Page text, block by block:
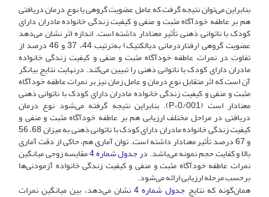
بنابراین می‌توان نتیجه گرفت که عامل عضویت گروهی یا نوع درمان دریافتی
هم بر عاطفه خودآگاه مثبت و منفی و کیفیت زندگی خانواده مادران دارای
کودک با ناتوانی ذهنی تأثیر معنادار داشته است. اندازه اثر نشان می‌دهد
عضویت گروهی (رفتاردرمانی دیالکتیک) به‌ترتیب 44، 37 و 46 درصد از
تفاوت در نمرات عاطفه خودآگاه مثبت و منفی و کیفیت زندگی خانواده
مادران دارای کودک با ناتوانی ذهنی را تبیین می‌کند. درنهایت نتایج بیانگر
آن است که اثر متقابل نوع درمان و عامل زمان نیز بر نمرات عاطفه خودآگاه
مثبت و منفی و کیفیت زندگی خانواده مادران دارای کودک با ناتوانی ذهنی
معنادار است (001/P<0). بنابراین نتیجه گرفته می‌شود نوع درمان
دریافتی در مراحل مختلف ارزیابی هم بر عاطفه خودآگاه مثبت و منفی و
کیفیت زندگی خانواده مادران دارای کودک با ناتوانی ذهنی به میزان 68، 56
و 67 درصد تأثیر معنادار داشته است. توان آماری هم، حاکی از دقت آماری
بالا و کفایت حجم نمونه می‌باشد. درجدول شماره 4 مقایسه زوجی میانگین
نمرات عاطفه خودآگاه مثبت و منفی و کیفیت زندگی خانواده آزمودنی‌ها
برحسب مرحله ارزیابی ارائه می‌شود.
همان‌گونه که نتایج جدول شماره 4 نشان می‌دهد، بین میانگین نمرات